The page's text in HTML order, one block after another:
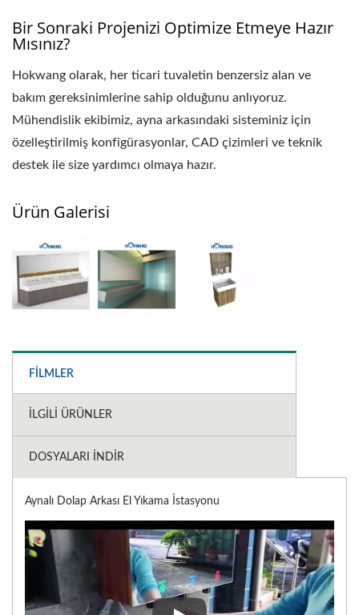
Bir Sonraki Projenizi Optimize Etmeye Hazır
Mısınız?
Hokwang olarak, her ticari tuvaletin benzersiz alan ve
bakım gereksinimlerine sahip olduğunu anlıyoruz.
Mühendislik ekibimiz, ayna arkasındaki sisteminiz için
özelleştirilmiş konfigürasyonlar, CAD çizimleri ve teknik
destek ile size yardımcı olmaya hazır.
Ürün Galerisi
FILMLER
İLGILI ÜRÜNLER
DOSYALARI İNDIR
Aynalı Dolap Arkası El Yıkama İstasyonu